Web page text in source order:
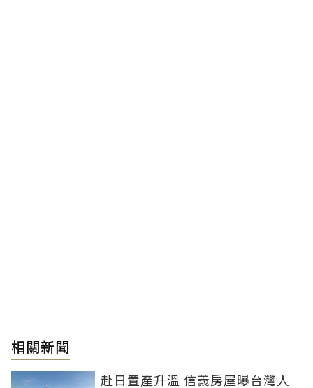
相關新聞
赴日置產升溫 信義房屋曝台灣人